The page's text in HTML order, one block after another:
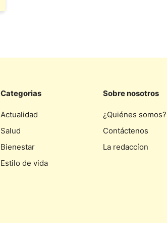
Categorias
Actualidad
Salud
Bienestar
Estilo de vida
Sobre nosotros
¿Quiénes somos?
Contáctenos
La redaccíon